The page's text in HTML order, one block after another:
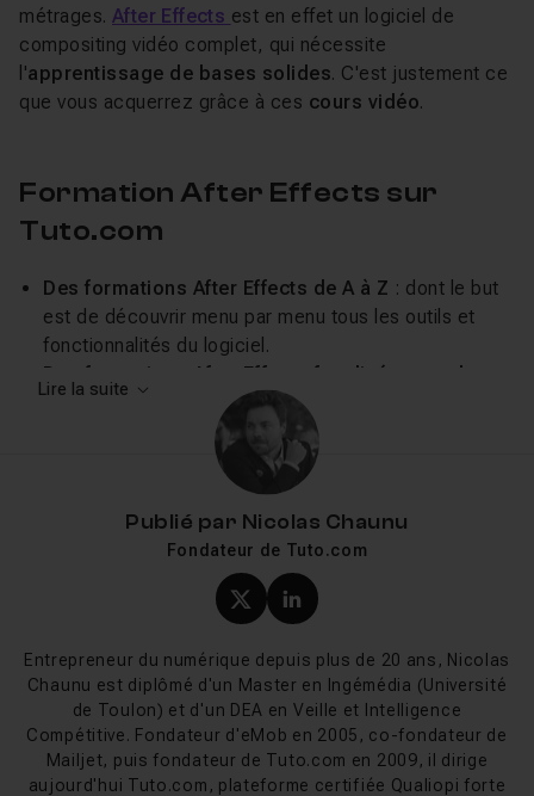
métrages. After Effects est en effet un logiciel de
compositing vidéo complet, qui nécessite
l'apprentissage de bases solides. C'est justement ce
que vous acquerrez grâce à ces cours vidéo.
Formation After Effects sur
Tuto.com
Des formations After Effects de A à Z : dont le but
est de découvrir menu par menu tous les outils et
fonctionnalités du logiciel.
Des formations After Effects focalisées sur des
modules: vous apprendrez ici à maitriser par
tracking , l' animation
ou encore lesexpressions
Des formations sur des plugins After Effects
apprendre à maîtriser les particules avec Particular
ou bien encorePlexus, ouElement 3D
Dans tous les cas, votre formateur sera là pour s'assurer
que toutes les bases sont bien maitrisées et vous faire
monter en niveau sur After Effects! Vous trouverez
même à votre disposition des
tuto gratuits After Effectspour vous former sans
dépenser le moindre centime. Pour rappel After Effects
fait parti intégrante du
Creative Cloudd'Adobe.
Lire la suite
Publié par Nicolas Chaunu
Fondateur de Tuto.com
Profil X (twitter) de
Profil LinkedIn de
Entrepreneur du numérique depuis plus de 20 ans, Nicolas
Chaunu est diplômé d'un Master en Ingémédia (Université
de Toulon) et d'un DEA en Veille et Intelligence
Compétitive. Fondateur d'eMob en 2005, co-fondateur de
Mailjet, puis fondateur de Tuto.com en 2009, il dirige
aujourd'hui Tuto.com, plateforme certifiée Qualiopi forte